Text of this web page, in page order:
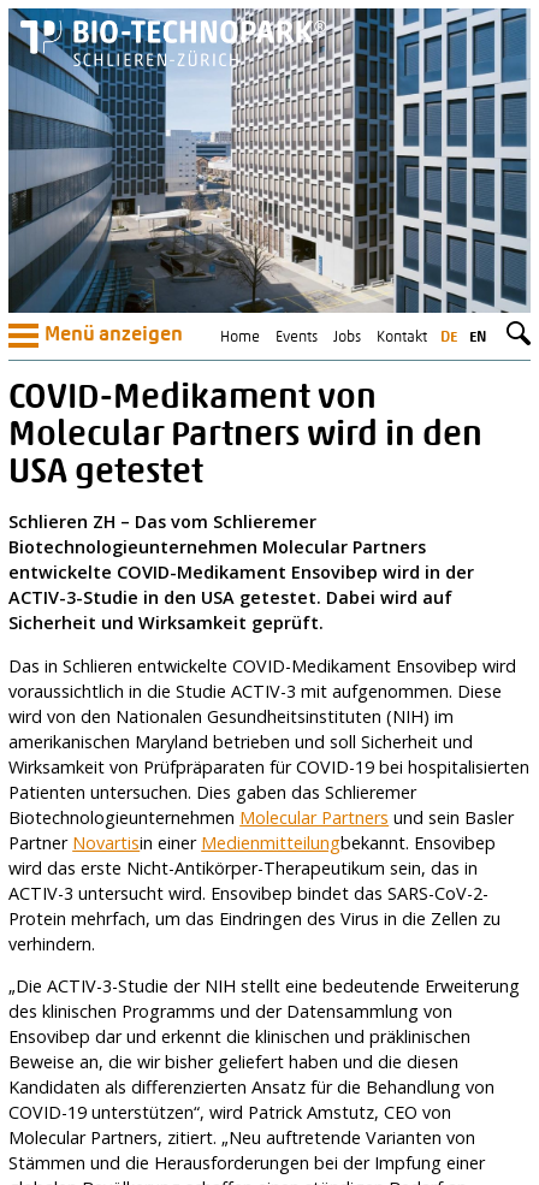
Menü anzeigen DE EN
Home Events Jobs Kontakt
COVID-Medikament von
Molecular Partners wird in den
USA getestet
Schlieren ZH – Das vom Schlieremer
Biotechnologieunternehmen Molecular Partners
entwickelte COVID-Medikament Ensovibep wird in der
ACTIV-3-Studie in den USA getestet. Dabei wird auf
Sicherheit und Wirksamkeit geprüft.
Das in Schlieren entwickelte COVID-Medikament Ensovibep wird
voraussichtlich in die Studie ACTIV-3 mit aufgenommen. Diese
wird von den Nationalen Gesundheitsinstituten (NIH) im
amerikanischen Maryland betrieben und soll Sicherheit und
Wirksamkeit von Prüfpräparaten für COVID-19 bei hospitalisierten
Patienten untersuchen. Dies gaben das Schlieremer
Biotechnologieunternehmen Molecular Partners und sein Basler
Partner Novartisin einer Medienmitteilungbekannt. Ensovibep
wird das erste Nicht-Antikörper-Therapeutikum sein, das in
ACTIV-3 untersucht wird. Ensovibep bindet das SARS-CoV-2-
Protein mehrfach, um das Eindringen des Virus in die Zellen zu
verhindern.
„Die ACTIV-3-Studie der NIH stellt eine bedeutende Erweiterung
des klinischen Programms und der Datensammlung von
Ensovibep dar und erkennt die klinischen und präklinischen
Beweise an, die wir bisher geliefert haben und die diesen
Kandidaten als differenzierten Ansatz für die Behandlung von
COVID-19 unterstützen“, wird Patrick Amstutz, CEO von
Molecular Partners, zitiert. „Neu auftretende Varianten von
Stämmen und die Herausforderungen bei der Impfung einer